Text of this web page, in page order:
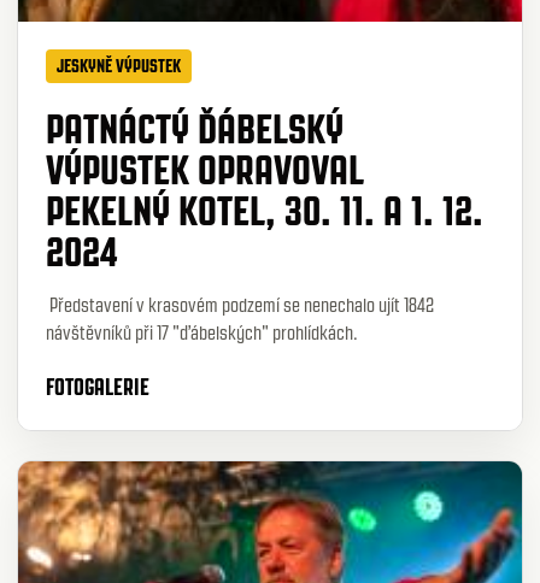
JESKYNĚ VÝPUSTEK
PATNÁCTÝ ĎÁBELSKÝ
VÝPUSTEK OPRAVOVAL
PEKELNÝ KOTEL, 30. 11. A 1. 12.
2024
Představení v krasovém podzemí se nenechalo ujít 1842
návštěvníků při 17 "ďábelských" prohlídkách.
FOTOGALERIE